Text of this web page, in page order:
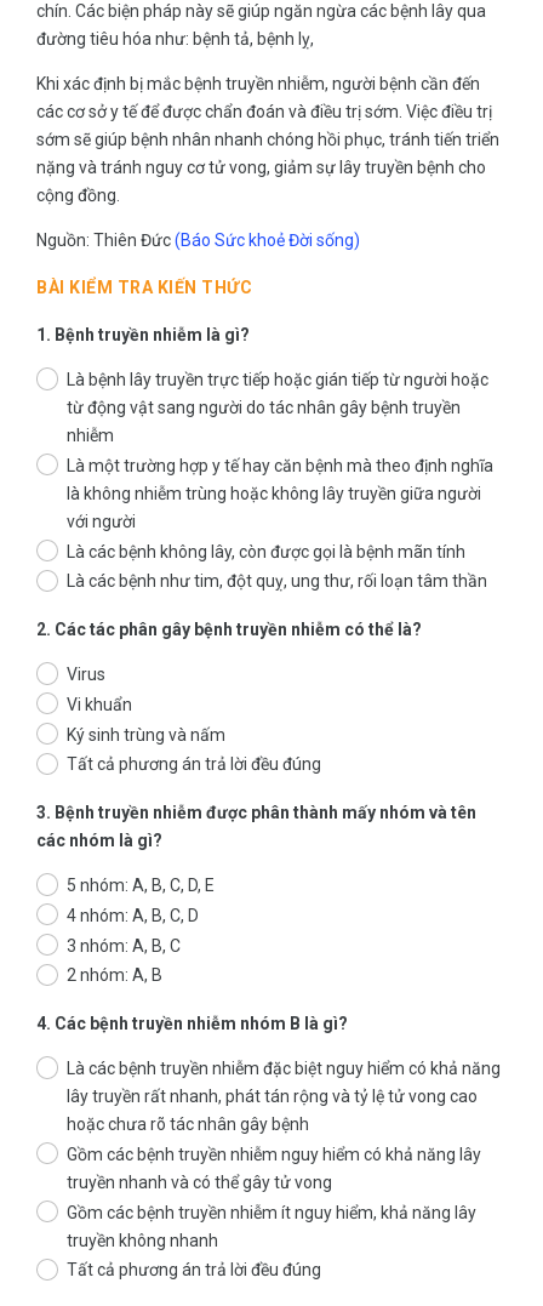
chín. Các biện pháp này sẽ giúp ngăn ngừa các bệnh lây qua
đường tiêu hóa như: bệnh tả, bệnh lỵ,
Khi xác định bị mắc bệnh truyền nhiễm, người bệnh cần đến
các cơ sở y tế để được chẩn đoán và điều trị sớm. Việc điều trị
sớm sẽ giúp bệnh nhân nhanh chóng hồi phục, tránh tiến triển
nặng và tránh nguy cơ tử vong, giảm sự lây truyền bệnh cho
cộng đồng.
Nguồn: Thiên Đức(Báo Sức khoẻ Đời sống)
BÀI KIỂM TRA KIẾN THỨC
1. Bệnh truyền nhiễm là gì?
Là bệnh lây truyền trực tiếp hoặc gián tiếp từ người hoặc
từ động vật sang người do tác nhân gây bệnh truyền
nhiễm
Là một trường hợp y tế hay căn bệnh mà theo định nghĩa
là không nhiễm trùng hoặc không lây truyền giữa người
với người
Là các bệnh không lây, còn được gọi là bệnh mãn tính
Là các bệnh như tim, đột quỵ, ung thư, rối loạn tâm thần
2. Các tác phân gây bệnh truyền nhiễm có thể là?
Virus
Vi khuẩn
Ký sinh trùng và nấm
Tất cả phương án trả lời đều đúng
3. Bệnh truyền nhiễm được phân thành mấy nhóm và tên
các nhóm là gì?
5 nhóm: A, B, C, D, E
4 nhóm: A, B, C, D
3 nhóm: A, B, C
2 nhóm: A, B
4. Các bệnh truyền nhiễm nhóm B là gì?
Là các bệnh truyền nhiễm đặc biệt nguy hiểm có khả năng
lây truyền rất nhanh, phát tán rộng và tỷ lệ tử vong cao
hoặc chưa rõ tác nhân gây bệnh
Gồm các bệnh truyền nhiễm nguy hiểm có khả năng lây
truyền nhanh và có thể gây tử vong
Gồm các bệnh truyền nhiễm ít nguy hiểm, khả năng lây
truyền không nhanh
Tất cả phương án trả lời đều đúng